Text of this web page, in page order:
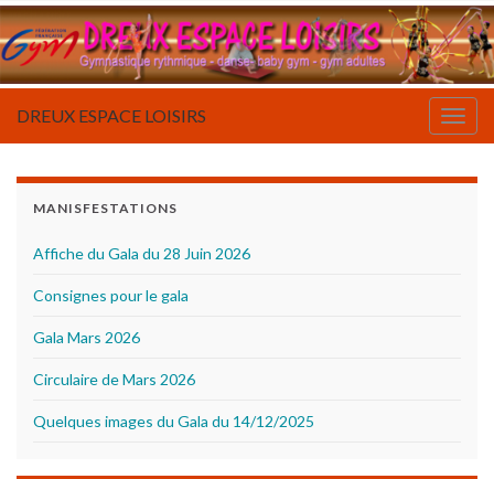
DREUX ESPACE LOISIRS
MANISFESTATIONS
Affiche du Gala du 28 Juin 2026
Consignes pour le gala
Gala Mars 2026
Circulaire de Mars 2026
Quelques images du Gala du 14/12/2025